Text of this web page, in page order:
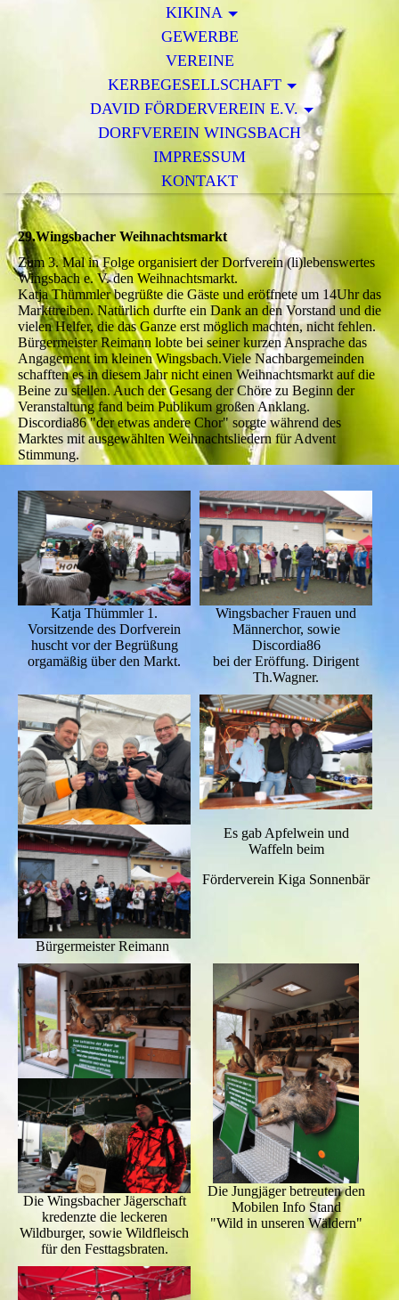
KIKINA
GEWERBE
VEREINE
KERBEGESELLSCHAFT
DAVID FÖRDERVEREIN E.V.
DORFVEREIN WINGSBACH
IMPRESSUM
KONTAKT
29.Wingsbacher Weihnachtsmarkt
Zum 3. Mal in Folge organisiert der Dorfverein (li)lebenswertes
Wingsbach e. V. den Weihnachtsmarkt.
Katja Thümmler begrüßte die Gäste und eröffnete um 14Uhr das
Markttreiben. Natürlich durfte ein Dank an den Vorstand und die
vielen Helfer, die das Ganze erst möglich machten, nicht fehlen.
Bürgermeister Reimann lobte bei seiner kurzen Ansprache das
Angagement im kleinen Wingsbach.Viele Nachbargemeinden
schafften es in diesem Jahr nicht einen Weihnachtsmarkt auf die
Beine zu stellen. Auch der Gesang der Chöre zu Beginn der
Veranstaltung fand beim Publikum großen Anklang.
Discordia86 "der etwas andere Chor" sorgte während des
Marktes mit ausgewählten Weihnachtsliedern für Advent
Stimmung.
Katja Thümmler 1.
Vorsitzende des Dorfverein
huscht vor der Begrüßung
orgamäßig über den Markt.
Wingsbacher Frauen und
Männerchor, sowie
Discordia86
bei der Eröffung. Dirigent
Th.Wagner.
Bürgermeister Reimann
Es gab Apfelwein und
Waffeln beim
Förderverein Kiga Sonnenbär
Die Wingsbacher Jägerschaft
kredenzte die leckeren
Wildburger, sowie Wildfleisch
für den Festtagsbraten.
Die Jungjäger betreuten den
Mobilen Info Stand
"Wild in unseren Wäldern"